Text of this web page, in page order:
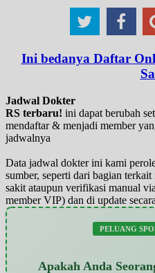
Ini bedanya Daftar
Jadwal Dokter
RS terbaru! ini dapat berubah
mendaftar & menjadi member
jadwalnya
Data jadwal dokter ini kami
sumber, seperti dari bagian
sakit ataupun verifikasi manual
member VIP) dan di update
PELUANG
Apakah Anda